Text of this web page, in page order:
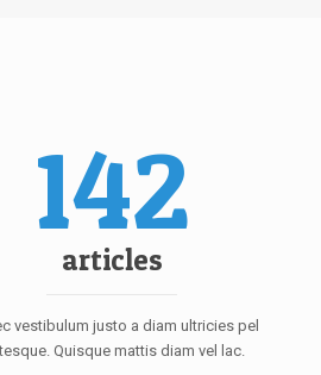
142
articles
vestibulum justo a diam ultricies pel
Quisque mattis diam vel lac.